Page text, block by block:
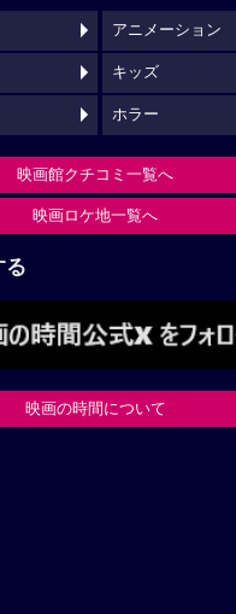
アニメーション
キッズ
ホラー
映画館クチコミ一覧へ
映画ロケ地一覧へ
る
映画の時間について